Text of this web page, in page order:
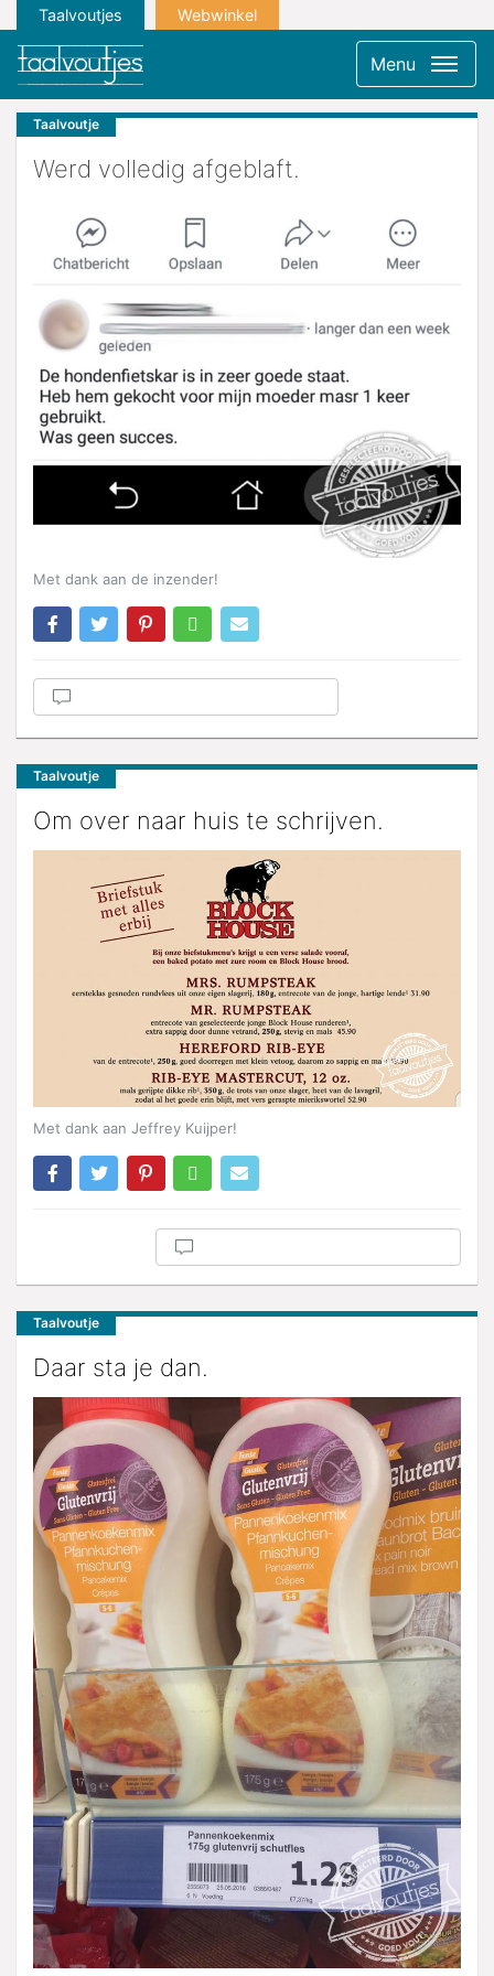
Taalvoutjes Webwinkel
Menu
Taalvoutje
Werd volledig afgeblaft.
Met dank aan de inzender!
Taalvoutje
Om over naar huis te schrijven.
Met dank aan Jeffrey Kuijper!
Taalvoutje
Daar sta je dan.